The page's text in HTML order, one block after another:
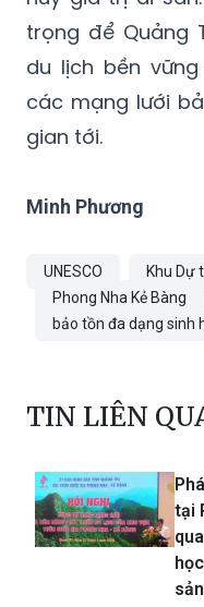
trọng để Quảng
du lịch bền
các mạng lưới
gian tới.
Minh Phương
UNESCO
Khu Dự
Phong Nha Kẻ Bàng
bảo tồn đa dạng sinh
TIN LIÊN
tại